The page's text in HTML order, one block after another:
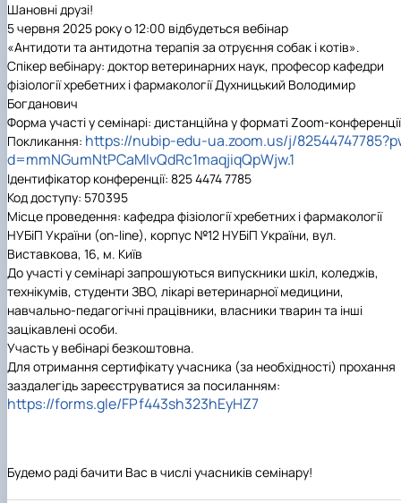
Шановнідрузі!
5 червня 2025 року о 12:00 відбудеться вебінар
«Антидоти та антидотна терапія за отруєння собак і котів».
Спікер вебінару: доктор ветеринарних наук, професор кафедри
фізіології хребетних і фармакології Духницький Володимир
Богданович
Форма участі у семінарі: дистанційна у форматі Zoom-конференції
Покликання: https://nubip-edu-ua.zoom.us/j/
d=mmNGumNtPCaMlvQdRc1maqjiqQpWjw.1
Ідентифікатор конференції: 825 4474 7785
Код доступу: 570395
Місце проведення: кафедра фізіології хребетних і фармакології
НУБіП України (on-line), корпус №12 НУБіП України, вул.
Виставкова, 16, м. Київ
До участі у семінарі запрошуються випускники шкіл, коледжів,
технікумів, студенти ЗВО, лікарі ветеринарної медицини,
навчально-педагогічні працівники, власники тварин та інші
зацікавлені особи.
Участь у вебінарі безкоштовна.
Для отримання сертифікату учасника (за необхідності) прохання
заздалегідь зареєструватися за посиланням:
https://forms.gle/FPf443sh323hEyHZ7
Будемо раді бачити Вас в числі учасників семінару!